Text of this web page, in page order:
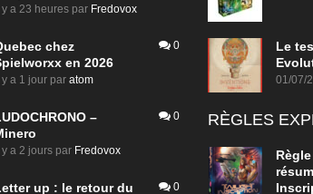
y a 23 heures par Fredovox
chez
en 2026
y a 1 jour par atom
0
–
y a 2 jours par Fredovox
0
up : le retour du 0
Le
01/07/
RÈGLES